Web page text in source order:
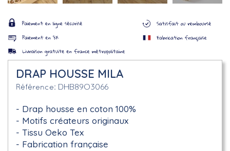
DRAP HOUSSE MILA
Référence DHB89O3066
Drap housse en coton 100%
Motifs créateurs originaux
Tissu Oeko Tex
Fabrication française